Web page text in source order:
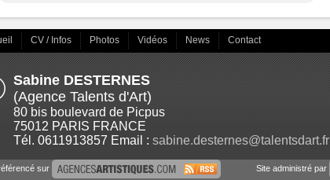
CV / Infos Photos Vidéos News Contact
Sabine DESTERNES
(Agence Talents d'Art)
80 bis boulevard de Picpus
75012 PARIS FRANCE
Tél. 0611913857 Email : sabine.desternes@talentsdart.fr
sur Site administré par